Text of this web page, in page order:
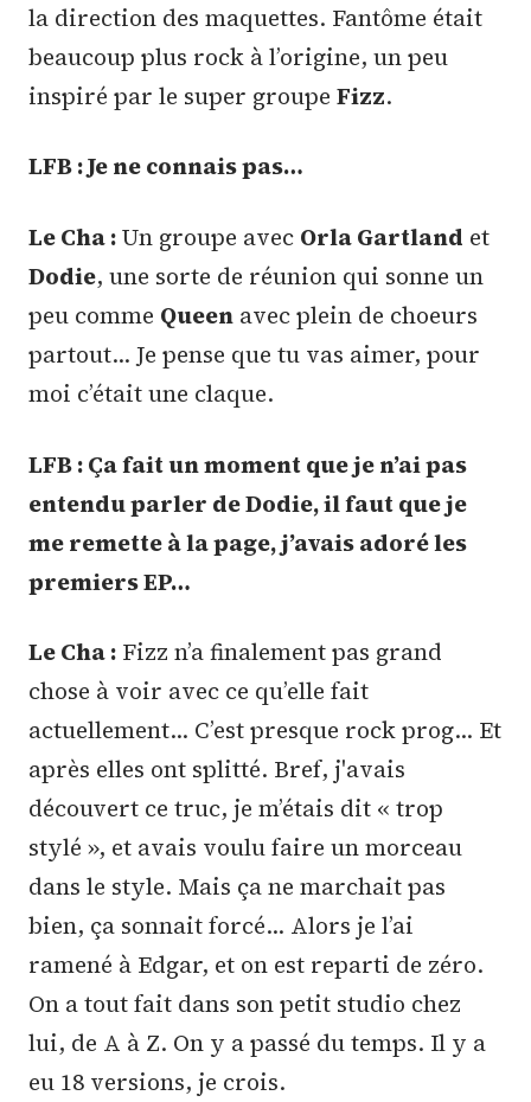
la direction des maquettes. Fantôme était
beaucoup plus rock à l’origine, un peu
inspiré par le super groupe Fizz.
LFB : Je ne connais pas…
Le Cha :Un groupe avec Orla Gartland et
Dodie, une sorte de réunion qui sonne un
peu comme Queen avec plein de choeurs
partout… Je pense que tu vas aimer, pour
moi c’était une claque.
LFB : Ça fait un moment que je n’ai pas
entendu parler de Dodie, il faut que je
me remette à la page, j’avais adoré les
premiers EP…
Le Cha : Fizz n’a finalement pas grand
chose à voir avec ce qu’elle fait
actuellement… C’est presque rock prog… Et
après elles ont splitté. Bref, j'avais
découvert ce truc, je m’étais dit « trop
stylé », et avais voulu faire un morceau
dans le style. Mais ça ne marchait pas
bien, ça sonnait forcé… Alors je l’ai
ramené à Edgar, et on est reparti de zéro.
On a tout fait dans son petit studio chez
lui, de A à Z. On y a passé du temps. Il y a
eu 18 versions, je crois.